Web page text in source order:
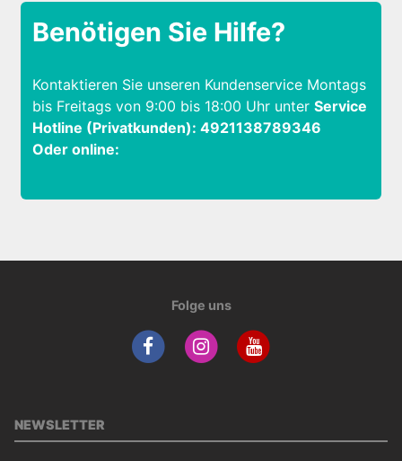
Benötigen Sie Hilfe?
Kontaktieren Sie unseren Kundenservice Montags
bis Freitags von 9:00 bis 18:00 Uhr unter Service
Hotline (Privatkunden): 4921138789346
Oder online:
Folge uns
NEWSLETTER